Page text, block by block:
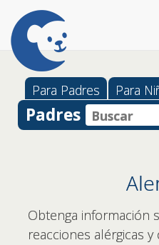
Para Padres Para
Padres
Obtenga información
reacciones alérgicas